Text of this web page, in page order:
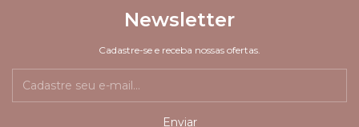
Newsletter
Cadastre-se e receba nossas ofertas.